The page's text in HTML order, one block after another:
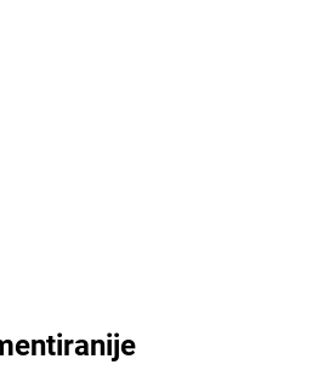
desert bez imalo muke